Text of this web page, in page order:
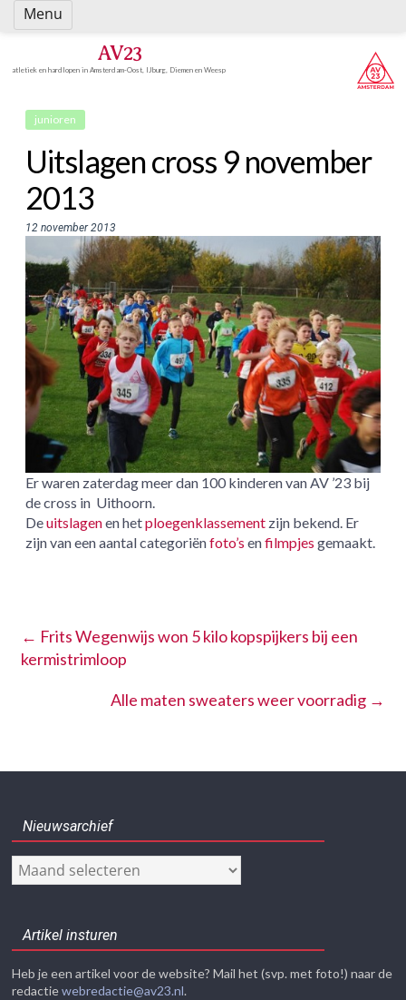
Spring
naar
AV23
atletiek en hardlopen in Amsterdam-Oost, IJburg, Diemen en Weesp
junioren
Uitslagen cross 9 november
2013
12 november 2013
Er waren zaterdag meer dan 100 kinderen van AV ’23 bij
de cross in Uithoorn.
Deuitslagenen hetploegenklassement zijn bekend. Er
zijn van een aantal categoriënfoto’s enfilmpjes gemaakt.
← Frits Wegenwijs won 5 kilo kopspijkers bij een
kermistrimloop
Alle maten sweaters weer voorradig →
Nieuwsarchief
Nieuwsarchief
Artikel insturen
Heb je een artikel voor de website? Mail het (svp. met foto!) naar de
redactiewebredactie@av23.nl.
Menu